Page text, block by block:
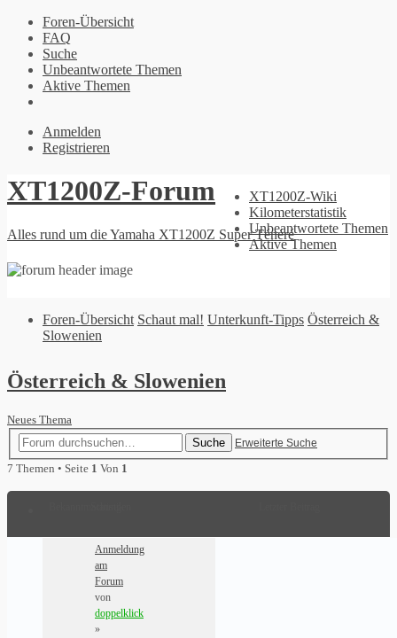
Foren-Übersicht
FAQ
Suche
Unbeantwortete Themen
Aktive Themen
Anmelden
Registrieren
XT1200Z-Wiki
Kilometerstatistik
Unbeantwortete Themen
Aktive Themen
XT1200Z-Forum
Alles rund um die Yamaha XT1200Z Super Ténéré
Foren-Übersicht Schaut mal! Unterkunft-Tipps Österreich &
Slowenien
Österreich & Slowenien
Neues Thema
Suche
Erweiterte Suche
7 Themen • Seite 1 Von 1
Anmeldung
am
Forum
von
doppelklick
»